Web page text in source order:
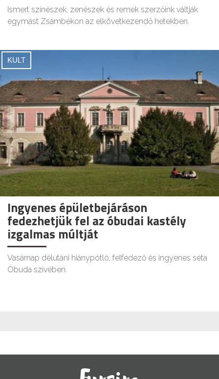
Ismert színészek, zenészek és remek szerzőink váltják
egymást Zsámbékon az elkövetkezendő hetekben.
KULT
Ingyenes épületbejáráson
fedezhetjük fel az óbudai kastély
izgalmas múltját
Vasárnap délutáni hiánypótló, felfedező és ingyenes séta
Óbuda szívében.